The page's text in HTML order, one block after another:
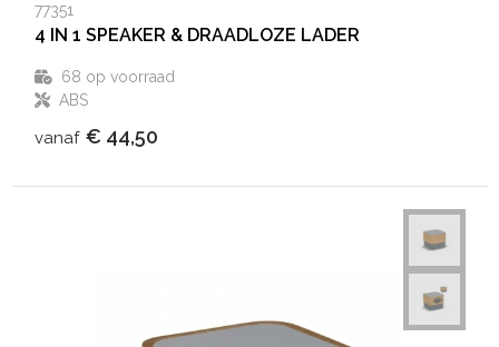
77351
4 IN 1 SPEAKER & DRAADLOZE LADER
68 op voorraad
ABS
vanaf € 44,50